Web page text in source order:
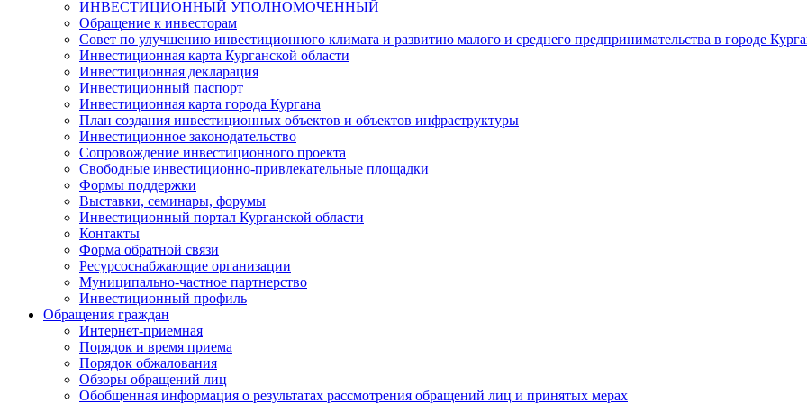
ИНВЕСТИЦИОННЫЙ УПОЛНОМОЧЕННЫЙ
Обращение к инвесторам
Совет по улучшению инвестиционного климата и развитию малого и среднего предпринимательства в городе
Инвестиционная карта Курганской области
Инвестиционная декларация
Инвестиционный паспорт
Инвестиционная карта города Кургана
План создания инвестиционных объектов и объектов инфраструктуры
Инвестиционное законодательство
Сопровождение инвестиционного проекта
Свободные инвестиционно-привлекательные площадки
Формы поддержки
Выставки, семинары, форумы
Инвестиционный портал Курганской области
Контакты
Форма обратной связи
Ресурсоснабжающие организации
Муниципально-частное партнерство
Инвестиционный профиль
Обращения граждан
Интернет-приемная
Порядок и время приема
Порядок обжалования
Обзоры обращений лиц
Обобщенная информация о результатах рассмотрения обращений лиц и принятых мерах